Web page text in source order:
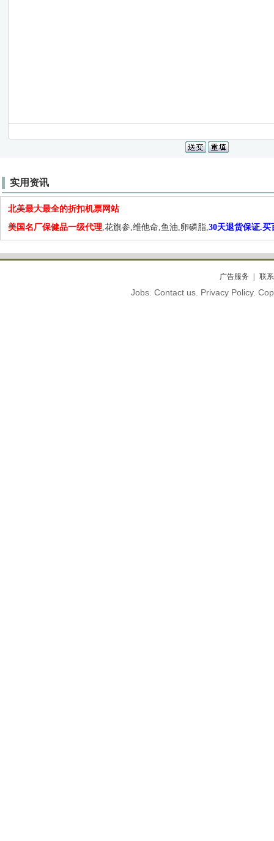
实用资讯
北美最大最全的折扣机票网站
美国名厂保健品一级代理,花旗参,维他命,鱼油,卵磷脂,30天退货保证.买
广告服务 联
Jobs. Contact us. Privacy Policy.